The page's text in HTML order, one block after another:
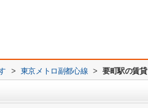
> 東京メトロ副都心線 > 要町駅の賃貸